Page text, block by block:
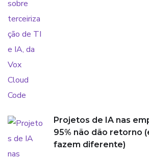
Projetos de IA nas
95% não dão retorno
fazem diferente)